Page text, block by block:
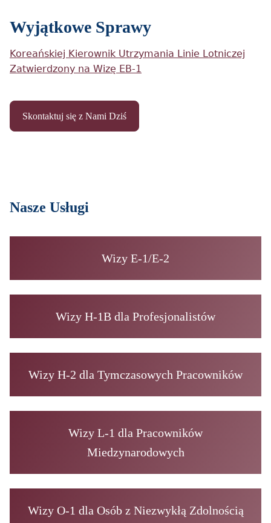
Wyjątkowe Sprawy
Koreańskiej Kierownik Utrzymania Linie Lotniczej
Zatwierdzony na Wizę EB-1
Skontaktuj się z Nami Dziś
Nasze Usługi
Wizy E-1/E-2
Wizy H-1B dla Profesjonalistów
Wizy H-2 dla Tymczasowych Pracowników
Wizy L-1 dla Pracowników
Miedzynarodowych
Wizy O-1 dla Osób z Niezwykłą Zdolnością